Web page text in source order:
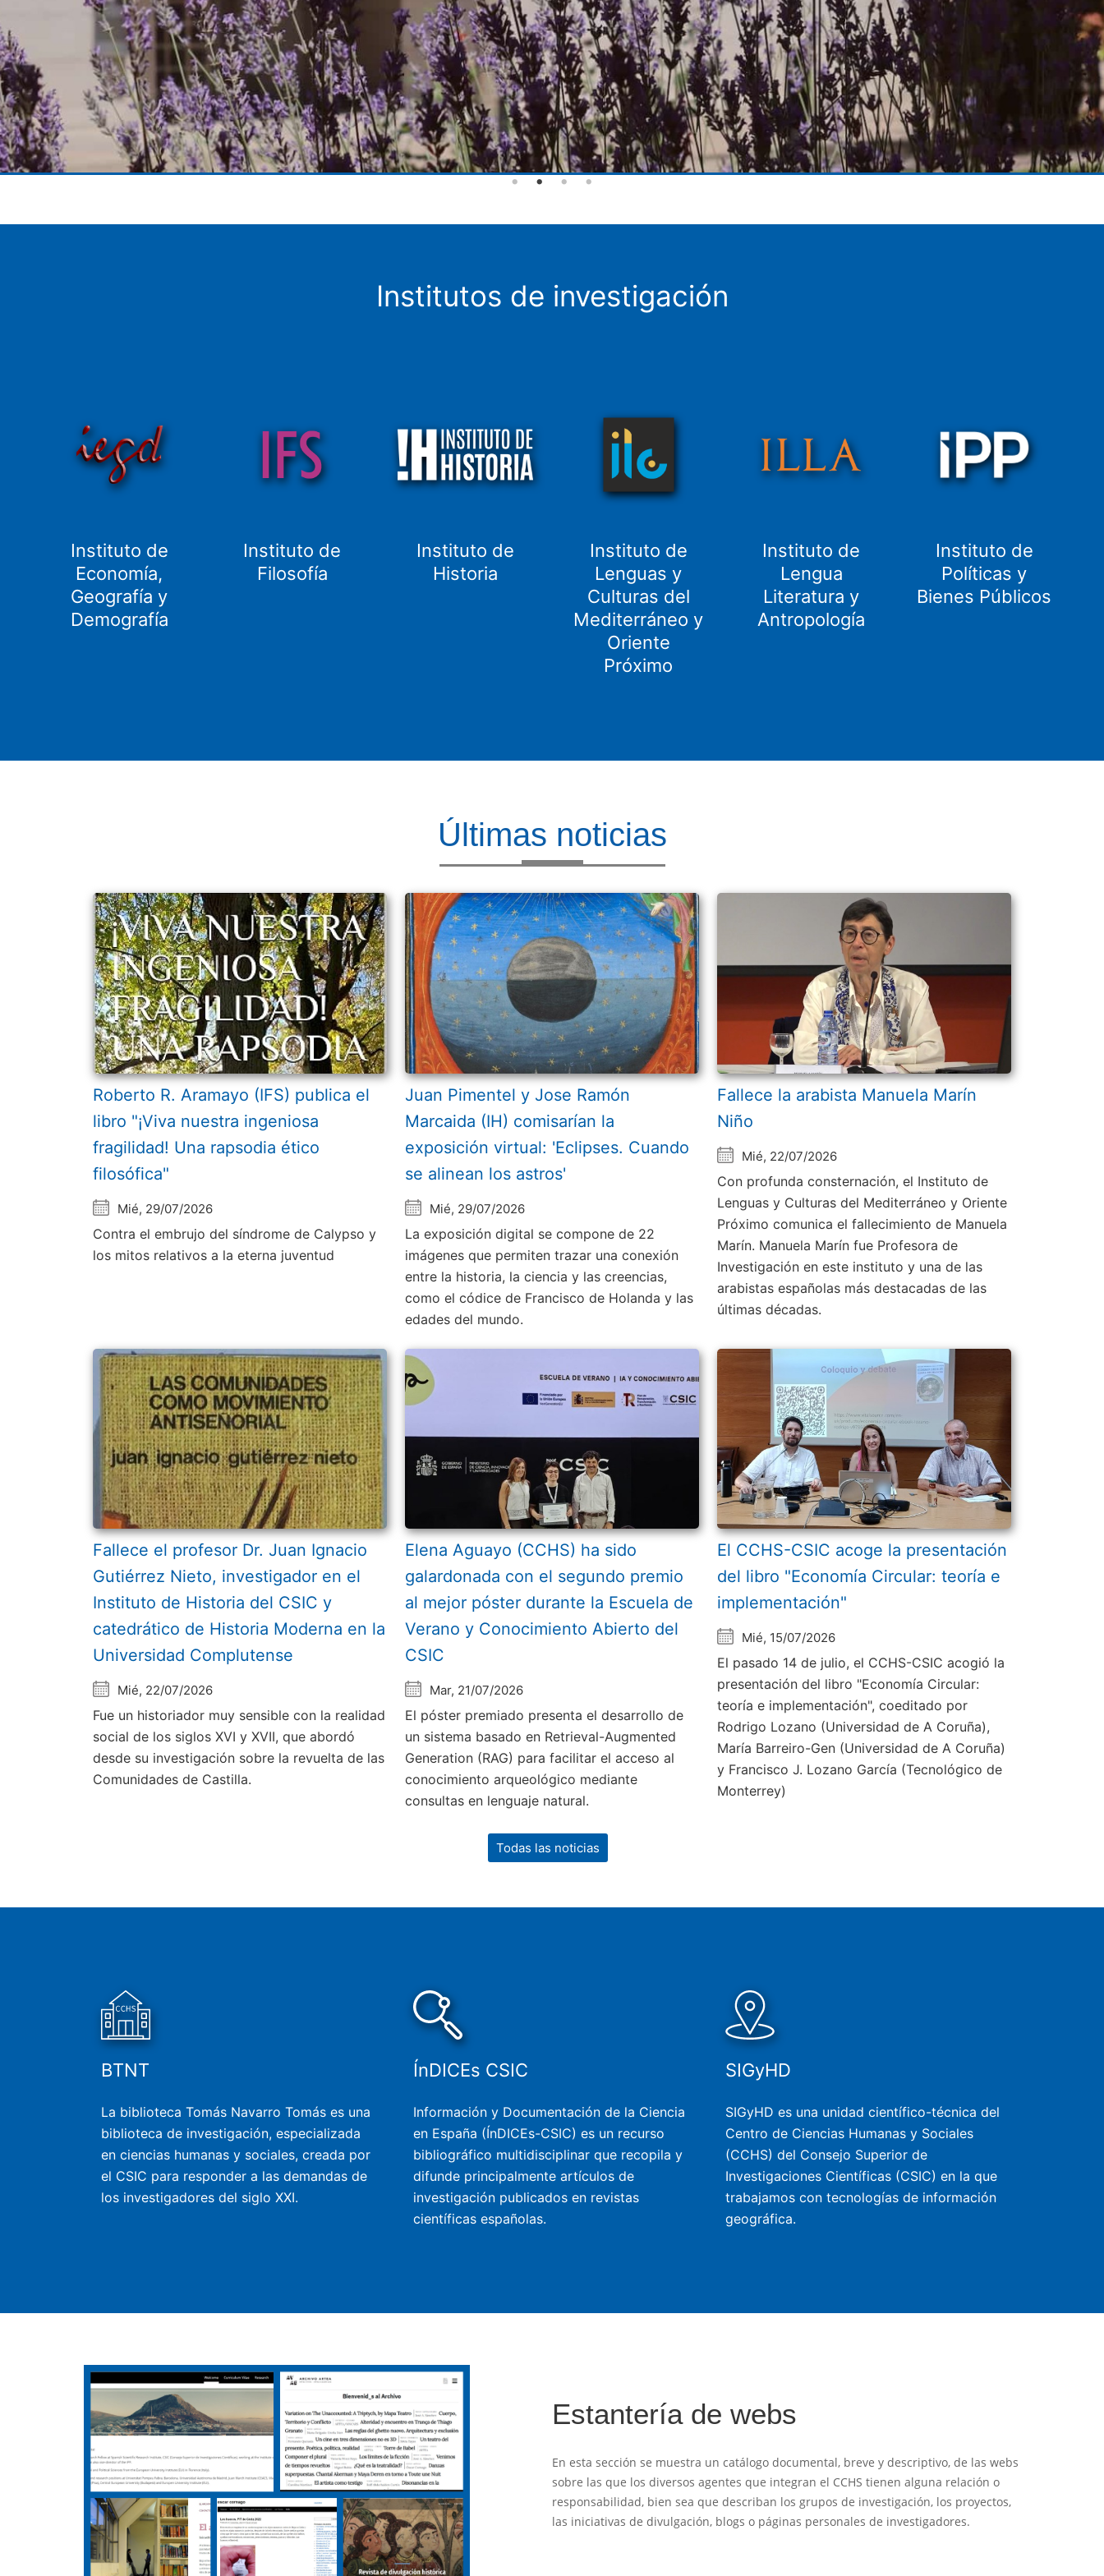
Institutos de investigación
Instituto de
Economía,
Geografía y
Demografía
Instituto de
Filosofía
Instituto de
Historia
Instituto de
Lenguas y
Culturas del
Mediterráneo y
Oriente
Próximo
Instituto de
Lengua
Literatura y
Antropología
Instituto de
Políticas y
Bienes Públicos
Últimas noticias
Roberto R. Aramayo (IFS) publica el
libro "¡Viva nuestra ingeniosa
fragilidad! Una rapsodia ético
filosófica"
Mié, 29/07/2026
Contra el embrujo del síndrome de Calypso y
los mitos relativos a la eterna juventud
Juan Pimentel y Jose Ramón
Marcaida (IH) comisarían la
exposición virtual: 'Eclipses. Cuando
se alinean los astros'
Mié, 29/07/2026
La exposición digital se compone de 22
imágenes que permiten trazar una conexión
entre la historia, la ciencia y las creencias,
como el códice de Francisco de Holanda y las
edades del mundo.
Fallece la arabista Manuela Marín
Niño
Mié, 22/07/2026
Con profunda consternación, el Instituto de
Lenguas y Culturas del Mediterráneo y Oriente
Próximo comunica el fallecimiento de Manuela
Marín. Manuela Marín fue Profesora de
Investigación en este instituto y una de las
arabistas españolas más destacadas de las
últimas décadas.
Fallece el profesor Dr. Juan Ignacio
Gutiérrez Nieto, investigador en el
Instituto de Historia del CSIC y
catedrático de Historia Moderna en la
Universidad Complutense
Mié, 22/07/2026
Fue un historiador muy sensible con la realidad
social de los siglos XVI y XVII, que abordó
desde su investigación sobre la revuelta de las
Comunidades de Castilla.
Elena Aguayo (CCHS) ha sido
galardonada con el segundo premio
al mejor póster durante la Escuela de
Verano y Conocimiento Abierto del
CSIC
Mar, 21/07/2026
El póster premiado presenta el desarrollo de
un sistema basado en Retrieval-Augmented
Generation (RAG) para facilitar el acceso al
conocimiento arqueológico mediante
consultas en lenguaje natural.
El CCHS-CSIC acoge la presentación
del libro "Economía Circular: teoría e
implementación"
Mié, 15/07/2026
El pasado 14 de julio, el CCHS-CSIC acogió la
presentación del libro "Economía Circular:
teoría e implementación", coeditado por
Rodrigo Lozano (Universidad de A Coruña),
María Barreiro-Gen (Universidad de A Coruña)
y Francisco J. Lozano García (Tecnológico de
Monterrey)
Todas las noticias
BTNT
La biblioteca Tomás Navarro Tomás es una
biblioteca de investigación, especializada
en ciencias humanas y sociales, creada por
el CSIC para responder a las demandas de
los investigadores del siglo XXI.
ÍnDICEs CSIC
Información y Documentación de la Ciencia
en España (ÍnDICEs-CSIC) es un recurso
bibliográfico multidisciplinar que recopila y
difunde principalmente artículos de
investigación publicados en revistas
científicas españolas.
SIGyHD
SIGyHD es una unidad científico-técnica del
Centro de Ciencias Humanas y Sociales
(CCHS) del Consejo Superior de
Investigaciones Científicas (CSIC) en la que
trabajamos con tecnologías de información
geográfica.
Estantería de webs
En esta sección se muestra un catálogo documental, breve y descriptivo, de las webs
sobre las que los diversos agentes que integran el CCHS tienen alguna relación o
responsabilidad, bien sea que describan los grupos de investigación, los proyectos,
las iniciativas de divulgación, blogs o páginas personales de investigadores.